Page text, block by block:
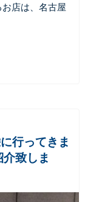
店は、名古屋
行ってきま
致しま